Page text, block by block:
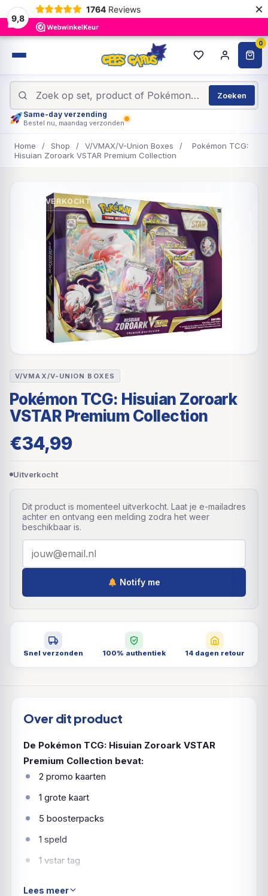
9,8
1764 Reviews ×
0
Zoeken
Same-day verzending
Bestel nu, maandag verzonden
Home / Shop / V/VMAX/V-Union Boxes /
Pokémon TCG:
Hisuian Zoroark VSTAR Premium Collection
UITVERKOCHT
V/VMAX/V-UNION BOXES
Pokémon TCG: Hisuian Zoroark
VSTAR Premium Collection
€34,99
Uitverkocht
Dit product is momenteel uitverkocht. Laat je e-mailadres
achter en ontvang een melding zodra het weer
beschikbaar is.
Notify me
Snel verzonden 100% authentiek 14 dagen retour
Over dit product
De Pokémon TCG: Hisuian Zoroark VSTAR
Premium Collection bevat:
2 promo kaarten
1 grote kaart
5 boosterpacks
1 speld
1 vstar tag
Lees meer